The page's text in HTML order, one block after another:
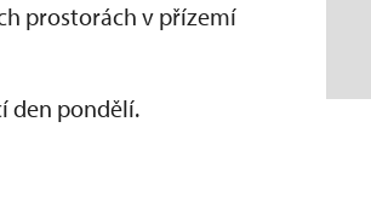
prostorách v přízemí
den pondělí.